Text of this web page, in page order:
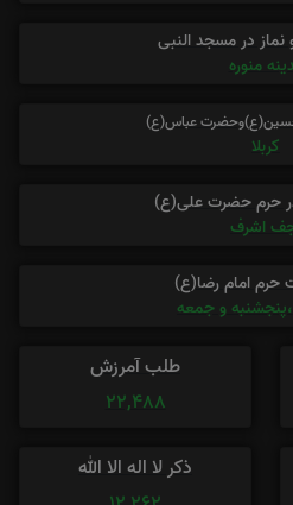
نماز در مسجد النبی
منوره
حسین(ع)وحضرت عباس(ع)
کربلا
حرم حضرت علی(ع)
اشرف
حرم امام رضا(ع)
و جمعه
طلب آمرزش
22,488
ذکر لا اله الا الله